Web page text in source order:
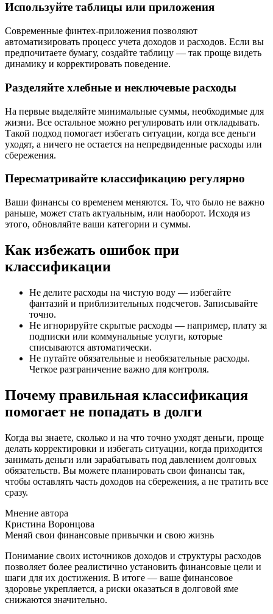
Используйте таблицы или приложения
Современные финтех-приложения позволяют
автоматизировать процесс учета доходов и расходов. Если вы
предпочитаете бумагу, создайте таблицу — так проще видеть
динамику и корректировать поведение.
Разделяйте хлебные и неключевые расходы
На первые выделяйте минимальные суммы, необходимые для
жизни. Все остальное можно регулировать или откладывать.
Такой подход помогает избегать ситуации, когда все деньги
уходят, а ничего не остается на непредвиденные расходы или
сбережения.
Пересматривайте классификацию регулярно
Ваши финансы со временем меняются. То, что было не важно
раньше, может стать актуальным, или наоборот. Исходя из
этого, обновляйте ваши категории и суммы.
Как избежать ошибок при
классификации
Не делите расходы на чистую воду — избегайте
фантазий и приблизительных подсчетов. Записывайте
точно.
Не игнорируйте скрытые расходы — например, плату за
подписки или коммунальные услуги, которые
списываются автоматически.
Не путайте обязательные и необязательные расходы.
Четкое разграничение важно для контроля.
Почему правильная классификация
помогает не попадать в долги
Когда вы знаете, сколько и на что точно уходят деньги, проще
делать корректировки и избегать ситуации, когда приходится
занимать деньги или зарабатывать под давлением долговых
обязательств. Вы можете планировать свои финансы так,
чтобы оставлять часть доходов на сбережения, а не тратить все
сразу.
Мнение автора
Кристина Воронцова
Меняй свои финансовые привычки и свою жизнь
Понимание своих источников доходов и структуры расходов
позволяет более реалистично установить финансовые цели и
шаги для их достижения. В итоге — ваше финансовое
здоровье укрепляется, а риски оказаться в долговой яме
снижаются значительно.